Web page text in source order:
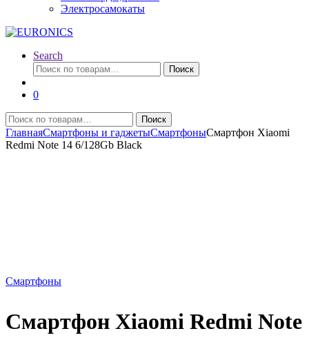
Электросамокаты
Search
Искать:
Поиск
0
Искать:
Поиск
ГлавнаяСмартфоны и гаджетыСмартфоныСмартфон Xiaomi
Redmi Note 14 6/128Gb Black
Смартфоны
Смартфон Xiaomi Redmi Note